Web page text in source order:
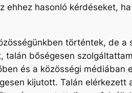
hasonló kérdéseket,
történtek, de
bőségesen
és a közösségi médiában
kijutott. Talán elérkezett